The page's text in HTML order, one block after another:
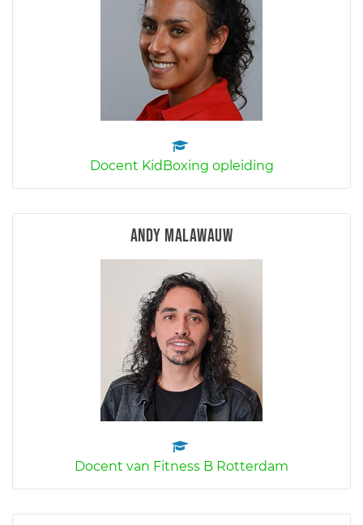
Docent KidBoxing opleiding
Andy Malawauw
Docent van Fitness B Rotterdam